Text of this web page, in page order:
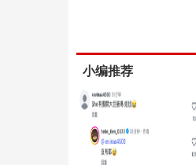
小编推荐